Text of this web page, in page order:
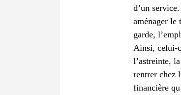
d’un
aménager le
garde,
Ainsi, celui-
l’astreinte,
rentrer chez
financière